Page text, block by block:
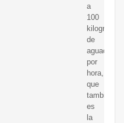
a
100
kilogramos
de
aguacates
por
hora,
que
también
es
la